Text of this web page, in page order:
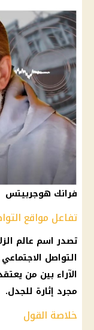
فرانك هوجربيتس
تفاعل مواقع
تصدر اسم عالم
التواصل الاجتماعي
الآراء بين من
مجرد إثارة للجدل.
خلاصة القول